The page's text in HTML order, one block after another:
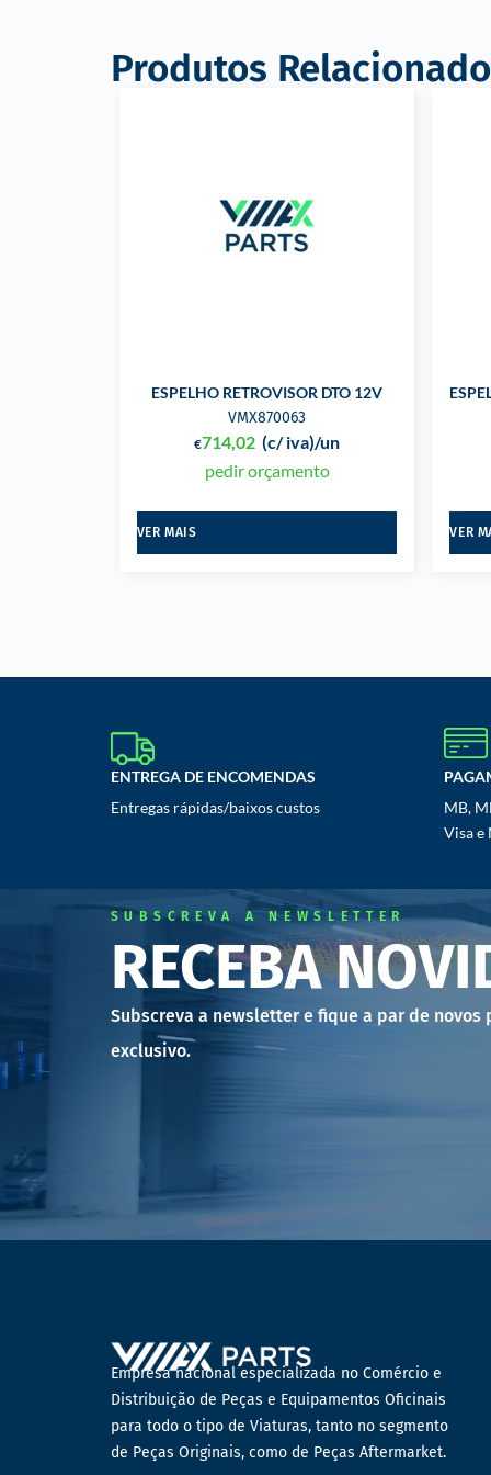
Produtos
ESPELHO RETROVISOR DTO 12V
VMX870063
€714,02 (c/ iva)/un
pedir orçamento
VER MAIS VER
ENTREGA DE ENCOMENDAS
Entregas rápidas/baixos custos
MB,
Visa e
SUBSCREVA A NEWSLETTER
RECEBA
Subscreva a newsletter e fique a par de
exclusivo.
Empresa nacional especializada no Comércio e
Distribuição de Peças e Equipamentos Oficinais
para todo o tipo de Viaturas, tanto no segmento
de Peças Originais, como de Peças Aftermarket.